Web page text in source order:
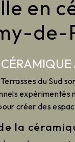
en
de-
du Sud
créer des
la